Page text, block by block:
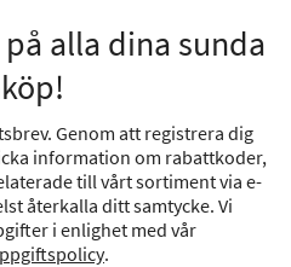
alla dina sunda
Genom att registrera dig
information om rabattkoder,
till vårt sortiment via e-
återkalla ditt samtycke. Vi
i enlighet med vår
.